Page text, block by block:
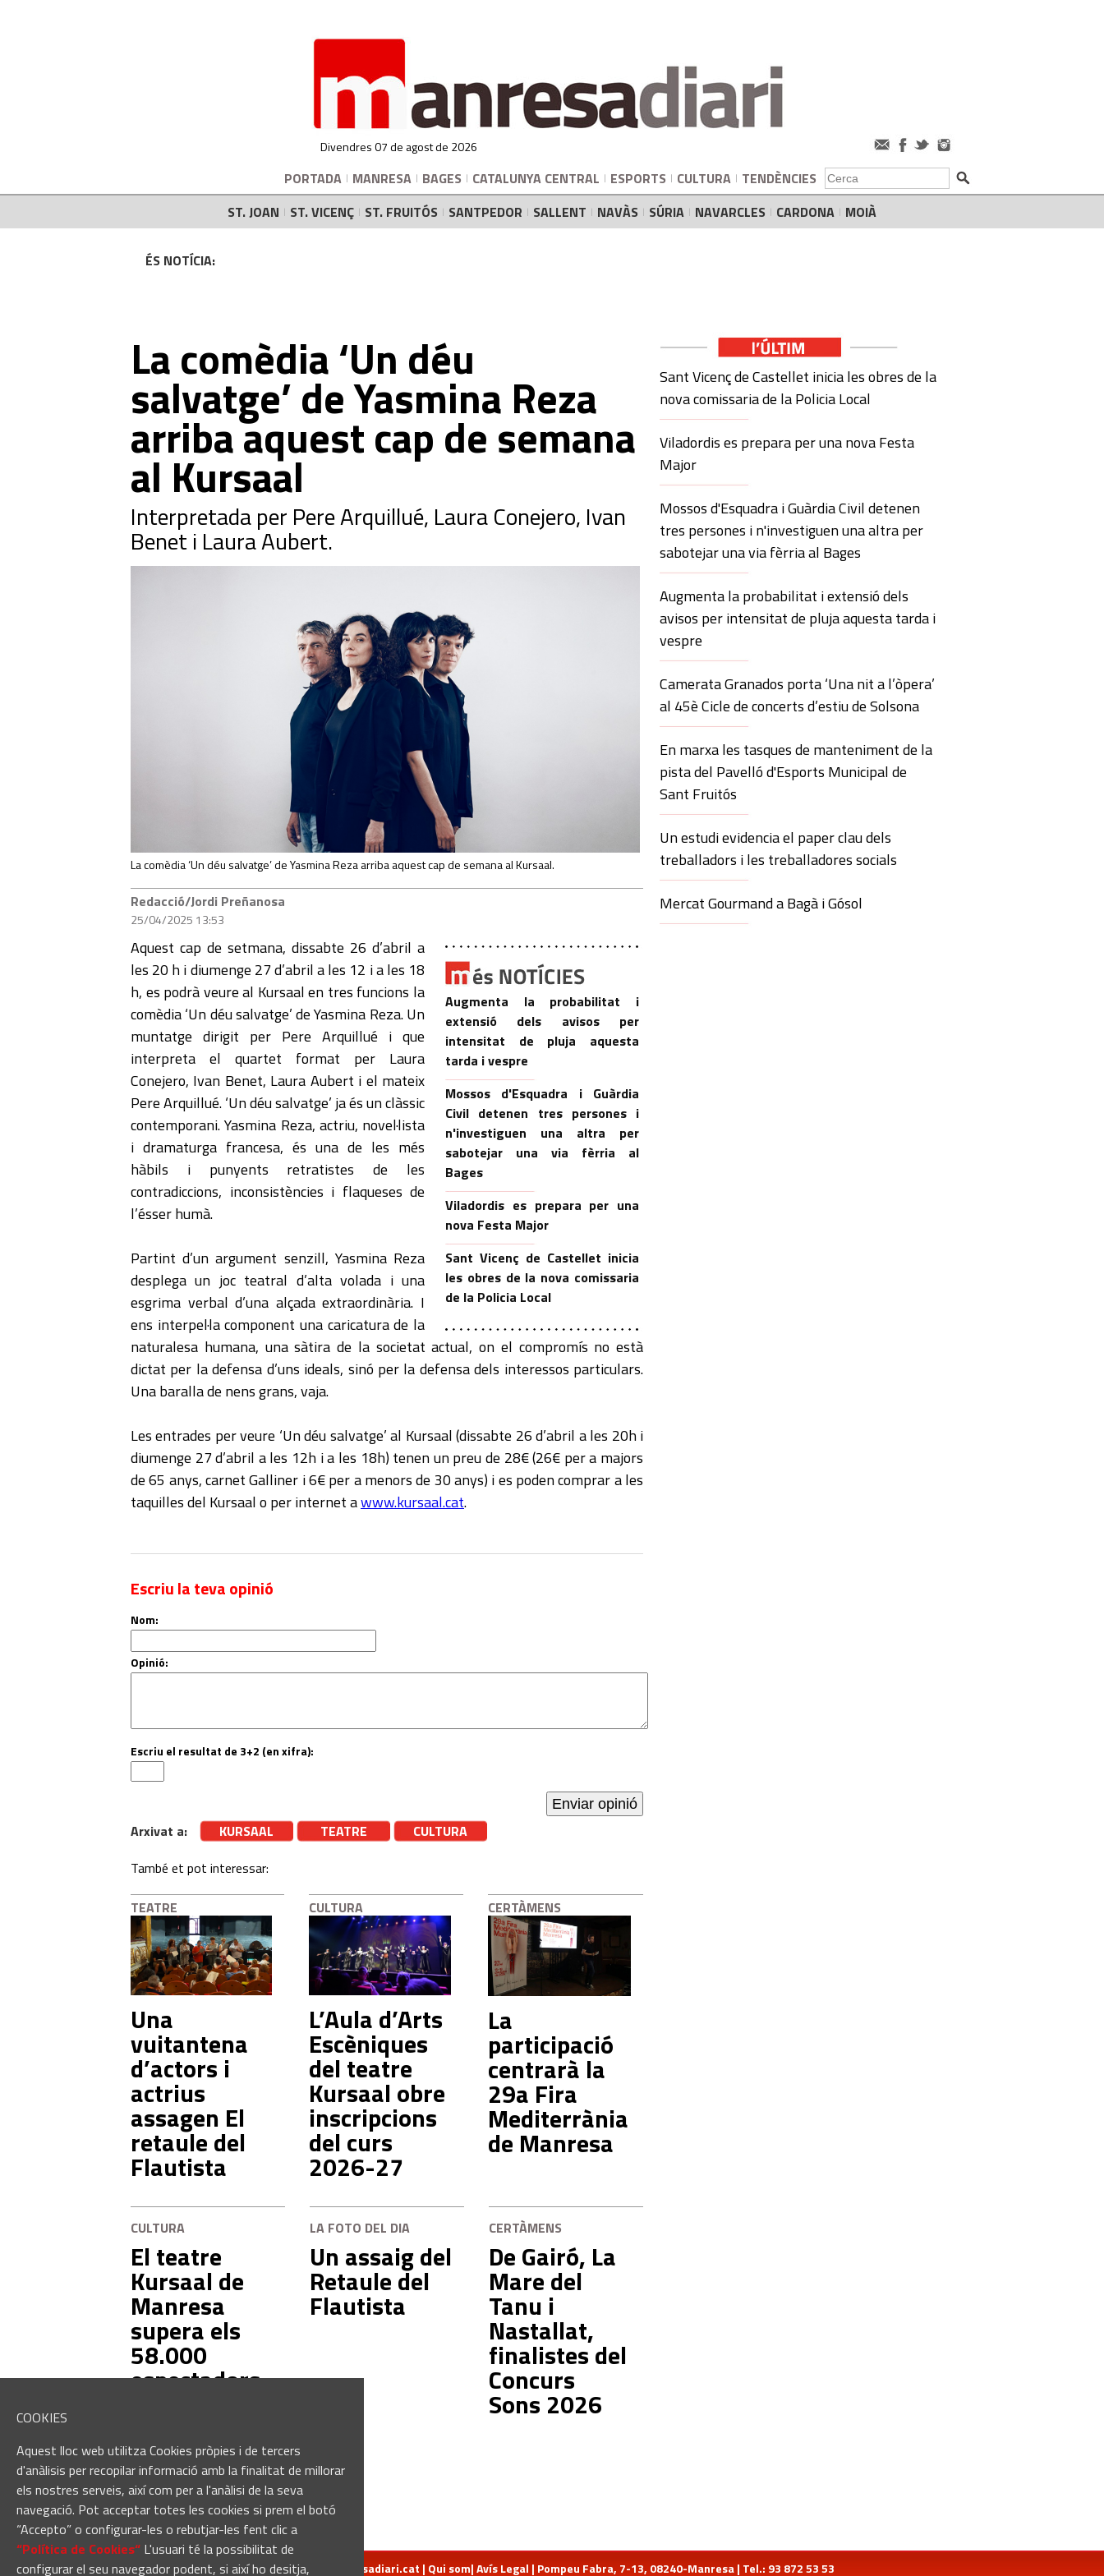
COOKIES
Aquest lloc web utilitza Cookies pròpies i de tercers
d'anàlisis per recopilar informació amb la finalitat de millorar
els nostres serveis, així com per a l'anàlisi de la seva
navegació. Pot acceptar totes les cookies si prem el botó
“Accepto” o configurar-les o rebutjar-les fent clic a
“Política de Cookies“ L'usuari té la possibilitat de
configurar el seu navegador podent, si així ho desitja,
Divendres 07 de agost de 2026
PORTADA MANRESA BAGES CATALUNYA CENTRAL ESPORTS CULTURA TENDÈNCIES
ST. JOAN
ST. VICENÇ ST. FRUITÓS SANTPEDOR SALLENT NAVÀS SÚRIA NAVARCLES CARDONA MOIÀ
ÉS NOTÍCIA:
La comèdia ‘Un déu
salvatge’ de Yasmina Reza
arriba aquest cap de semana
al Kursaal
Interpretada per Pere Arquillué, Laura Conejero, Ivan
Benet i Laura Aubert.
La comèdia ‘Un déu salvatge’ de Yasmina Reza arriba aquest cap de semana al Kursaal.
Redacció/Jordi Preñanosa
25/04/2025 13:53
Augmenta la probabilitat i
extensió dels avisos per
intensitat de pluja aquesta
tarda i vespre
Mossos d'Esquadra i Guàrdia
Civil detenen tres persones i
n'investiguen una altra per
sabotejar una via fèrria al
Bages
Viladordis es prepara per una
nova Festa Major
Sant Vicenç de Castellet inicia
les obres de la nova comissaria
de la Policia Local
Aquest cap de setmana, dissabte 26 d’abril a
les 20 h i diumenge 27 d’abril a les 12 i a les 18
h, es podrà veure al Kursaal en tres funcions la
comèdia ‘Un déu salvatge’ de Yasmina Reza. Un
muntatge dirigit per Pere Arquillué i que
interpreta el quartet format per Laura
Conejero, Ivan Benet, Laura Aubert i el mateix
Pere Arquillué. ‘Un déu salvatge’ ja és un clàssic
contemporani. Yasmina Reza, actriu, novel·lista
i dramaturga francesa, és una de les més
hàbils i punyents retratistes de les
contradiccions, inconsistències i flaqueses de
l’ésser humà.
Partint d’un argument senzill, Yasmina Reza
desplega un joc teatral d’alta volada i una
esgrima verbal d’una alçada extraordinària. I
ens interpel·la component una caricatura de la
naturalesa humana, una sàtira de la societat actual, on el compromís no està
dictat per la defensa d’uns ideals, sinó per la defensa dels interessos particulars.
Una baralla de nens grans, vaja.
Les entrades per veure ‘Un déu salvatge’ al Kursaal (dissabte 26 d’abril a les 20h i
diumenge 27 d’abril a les 12h i a les 18h) tenen un preu de 28€ (26€ per a majors
de 65 anys, carnet Galliner i 6€ per a menors de 30 anys) i es poden comprar a les
taquilles del Kursaal o per internet awww.kursaal.cat.
Escriu la teva opinió
Nom:
Opinió:
Escriu el resultat de 3+2 (en xifra):
Arxivat a: KURSAAL TEATRE
CULTURA
També et pot interessar:
TEATRE
Una
vuitantena
d’actors i
actrius
assagen El
retaule del
Flautista
CULTURA
L’Aula d’Arts
Escèniques
del teatre
Kursaal obre
inscripcions
del curs
2026-27
CERTÀMENS
La
participació
centrarà la
29a Fira
Mediterrània
de Manresa
CULTURA
El teatre
Kursaal de
Manresa
supera els
58.000
espectadors
semestre del
2026
LA FOTO DEL DIA
Un assaig del
Retaule del
Flautista
CERTÀMENS
De Gairó, La
Mare del
Tanu i
Nastallat,
finalistes del
Concurs
Sons 2026
Sant Vicenç de Castellet inicia les obres de la
nova comissaria de la Policia Local
Viladordis es prepara per una nova Festa
Major
Mossos d'Esquadra i Guàrdia Civil detenen
tres persones i n'investiguen una altra per
sabotejar una via fèrria al Bages
Augmenta la probabilitat i extensió dels
avisos per intensitat de pluja aquesta tarda i
vespre
Camerata Granados porta ‘Una nit a l’òpera’
al 45è Cicle de concerts d’estiu de Solsona
En marxa les tasques de manteniment de la
pista del Pavelló d'Esports Municipal de
Sant Fruitós
Un estudi evidencia el paper clau dels
treballadors i les treballadores socials
Mercat Gourmand a Bagà i Gósol
redaccio@manresadiari.cat | Qui som|Avís Legal | Pompeu Fabra, 7-13, 08240-Manresa | Tel.: 93 872 53 53